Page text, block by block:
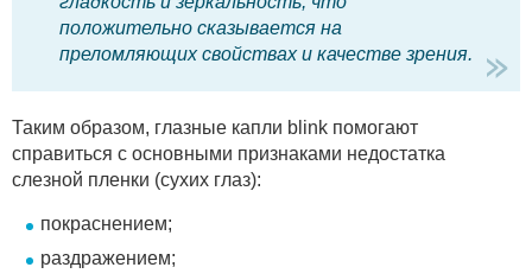
положительно сказывается на
преломляющих свойствах и качестве зрения.
Таким образом, глазные капли blink помогают
справиться с основными признаками недостатка
слезной пленки (сухих глаз):
покраснением;
раздражением;